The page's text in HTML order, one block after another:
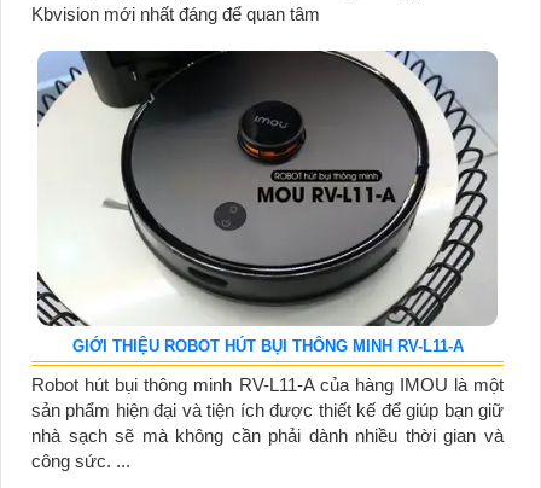
Kbvision mới nhất đáng để quan tâm
GIỚI THIỆU ROBOT HÚT BỤI THÔNG MINH RV-L11-A
Robot hút bụi thông minh RV-L11-A của hàng IMOU là một
sản phẩm hiện đại và tiện ích được thiết kế để giúp bạn giữ
nhà sạch sẽ mà không cần phải dành nhiều thời gian và
công sức. ...